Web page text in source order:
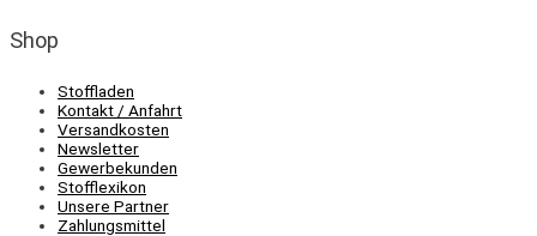
Shop
Stoffladen
Kontakt / Anfahrt
Versandkosten
Newsletter
Gewerbekunden
Stofflexikon
Unsere Partner
Zahlungsmittel